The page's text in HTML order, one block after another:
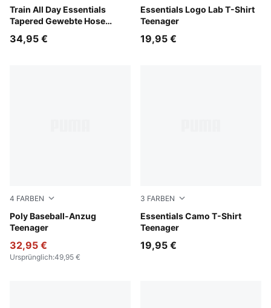
Train All Day Essentials
Tapered Gewebte Hose
Puma Black
34,95 €
Essentials Logo Lab T-Shirt
Teenager
Puma Black
19,95 €
4 FARBEN
Poly Baseball-Anzug
Teenager
Wild Pink
32,95 €
Ursprünglich:49,95 €
3 FARBEN
Essentials Camo T-Shirt
Teenager
Apple Spritz
19,95 €